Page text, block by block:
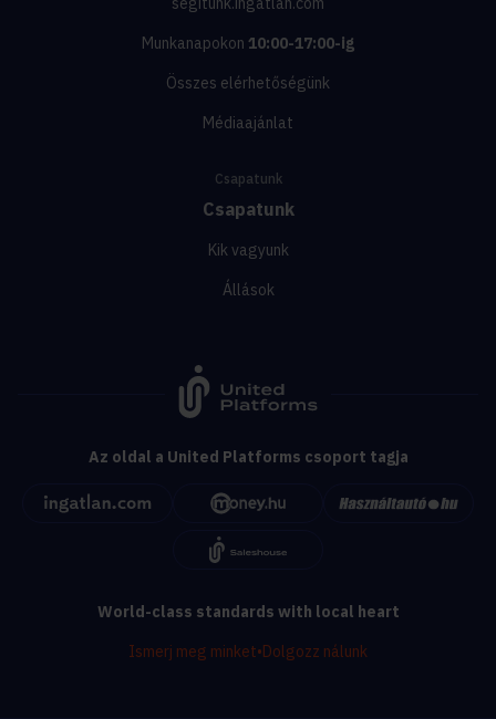
Munkanapokon 10:00-17:00-ig
Összes elérhetőségünk
Médiaajánlat
Csapatunk
Csapatunk
Kik vagyunk
Állások
Az oldal a United Platforms csoport tagja
World-class standards with local heart
Ismerj meg minket•Dolgozz nálunk